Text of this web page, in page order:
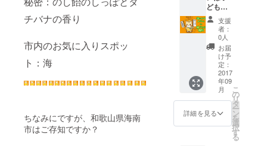
チバナの香り
市内のお気に入りスポッ
ト：海
ちなみにですが、和歌山県海南
市はご存知ですか？
く仕上
げて出
荷する
貯蔵み
かんで
す。 ま
た、橘
本神社
にて、
みなさ
康とご
多幸を
ないの
で、限
られた
いろし
か出せ
ませ
ん。)
“身体に
やさし
い”が
テー
マ。無
ＥＲ」
にてプ
ラチナ
賞を受
賞した
世界へ
誇るお
酒で
す。 幻
の酒米
「愛
山」を
どもた
ちのた
めに動
きたい
です。
イベン
トの趣
旨がそ
ぐわな
い場合
はお断
りする
ことも
ありま
支援
者：
0人
お届
け予
定：
2017
年09
月
詳細を見る
こ
の
リ
タ
ー
ン
を
選
択
す
る